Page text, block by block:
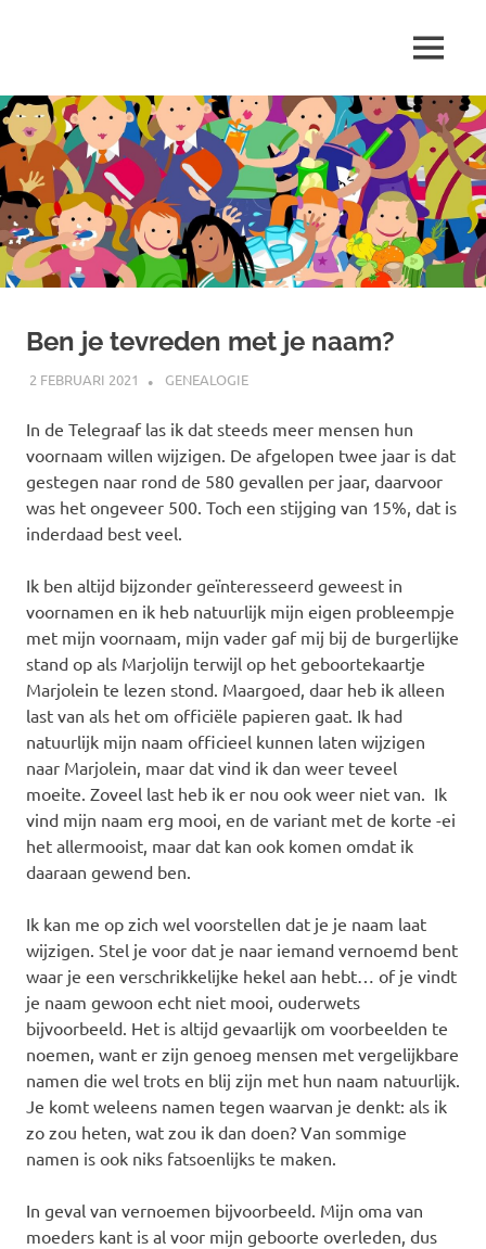
inhoud
schrijft
over
…
MENU
Ben je tevreden met je naam?
2 FEBRUARI 2021 MARJOLEIN
GENEALOGIE
In de Telegraaf las ik dat steeds meer mensen hun
voornaam willen wijzigen. De afgelopen twee jaar is dat
gestegen naar rond de 580 gevallen per jaar, daarvoor
was het ongeveer 500. Toch een stijging van 15%, dat is
inderdaad best veel.
Ik ben altijd bijzonder geïnteresseerd geweest in
voornamen en ik heb natuurlijk mijn eigen probleempje
met mijn voornaam, mijn vader gaf mij bij de burgerlijke
stand op als Marjolijn terwijl op het geboortekaartje
Marjolein te lezen stond. Maargoed, daar heb ik alleen
last van als het om officiële papieren gaat. Ik had
natuurlijk mijn naam officieel kunnen laten wijzigen
naar Marjolein, maar dat vind ik dan weer teveel
moeite. Zoveel last heb ik er nou ook weer niet van. Ik
vind mijn naam erg mooi, en de variant met de korte -ei
het allermooist, maar dat kan ook komen omdat ik
daaraan gewend ben.
Ik kan me op zich wel voorstellen dat je je naam laat
wijzigen. Stel je voor dat je naar iemand vernoemd bent
waar je een verschrikkelijke hekel aan hebt… of je vindt
je naam gewoon echt niet mooi, ouderwets
bijvoorbeeld. Het is altijd gevaarlijk om voorbeelden te
noemen, want er zijn genoeg mensen met vergelijkbare
namen die wel trots en blij zijn met hun naam natuurlijk.
Je komt weleens namen tegen waarvan je denkt: als ik
zo zou heten, wat zou ik dan doen? Van sommige
namen is ook niks fatsoenlijks te maken.
In geval van vernoemen bijvoorbeeld. Mijn oma van
moeders kant is al voor mijn geboorte overleden, dus